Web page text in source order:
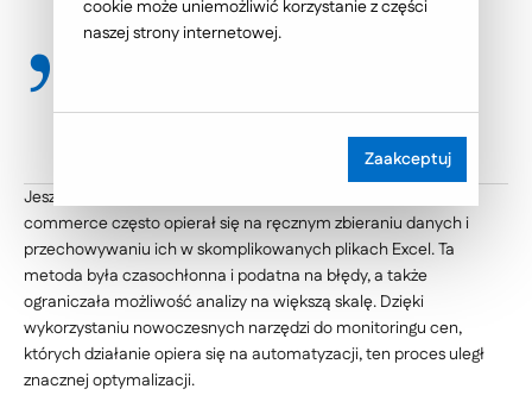
Bezpłatna konsultacja
Jeszcze kilka lat temu, proces analizy i śledzenia cen w e-
commerce często opierał się na ręcznym zbieraniu danych i
przechowywaniu ich w skomplikowanych plikach Excel. Ta
metoda była czasochłonna i podatna na błędy, a także
ograniczała możliwość analizy na większą skalę. Dzięki
wykorzystaniu nowoczesnych narzędzi do monitoringu cen,
których działanie opiera się na automatyzacji, ten proces uległ
znacznej optymalizacji.
cookie może uniemożliwić korzystanie z części
naszej strony internetowej.
Zaakceptuj